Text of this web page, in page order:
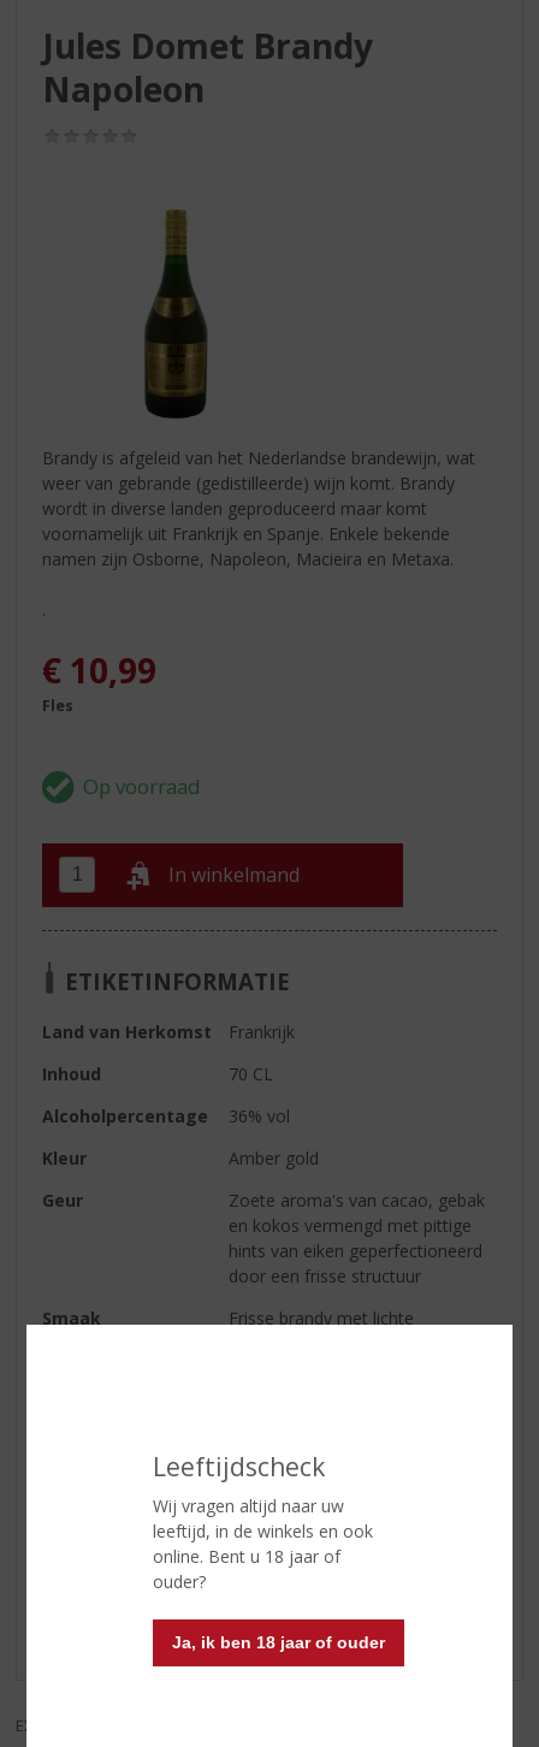
Leeftijdscheck
Wij vragen altijd naar uw
leeftijd, in de winkels en ook
online. Bent u 18 jaar of
ouder?
Ja, ik ben 18 jaar of ouder
Jules Domet Brandy
Napoleon
Brandy is afgeleid van het Nederlandse brandewijn, wat
weer van gebrande (gedistilleerde) wijn komt. Brandy
wordt in diverse landen geproduceerd maar komt
voornamelijk uit Frankrijk en Spanje. Enkele bekende
namen zijn Osborne, Napoleon, Macieira en Metaxa.
.
€ 10,99
Fles
In winkelmand
ETIKETINFORMATIE
Land van Herkomst
Frankrijk
Inhoud
70 CL
Alcoholpercentage
36% vol
Kleur
Amber gold
Geur
Zoete aroma's van cacao, gebak
en kokos vermengd met pittige
hints van eiken geperfectioneerd
door een frisse structuur
Smaak
Frisse brandy met lichte
een zomers terras.
Reviews
Er zijn nog geen reviews geplaatst voor dit product
EXCL. BTW